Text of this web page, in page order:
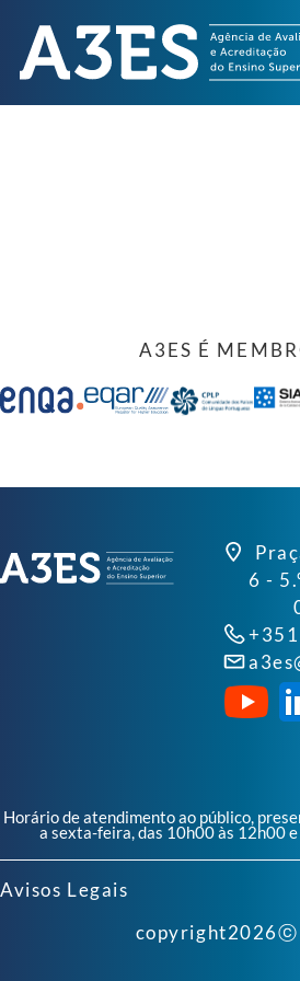
A3ES É
6 -
Horário de atendimento ao público,
a sexta-feira, das 10h00 às 12h00
Avisos Legais
copyright2026ⓒ